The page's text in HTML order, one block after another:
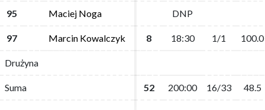
95 Maciej Noga DNP
97 Marcin Kowalczyk 8 18:30 1/1 100.0
Drużyna
Suma 52 200:00 16/33 48.5
95 Maciej Noga DNP
97 Marcin Kowalczyk 8 18:30 1/1 100.0
Drużyna
Suma 52 200:00 16/33 48.5